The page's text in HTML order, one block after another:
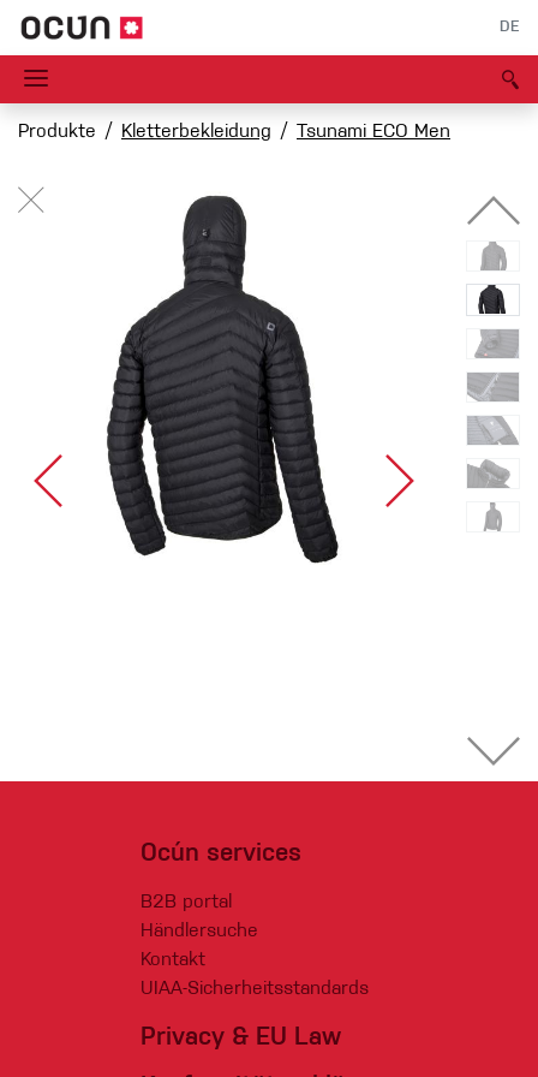
DE
Produkte Kletterbekleidung Tsunami ECO Men
Ocún services
B2B portal
Händlersuche
Kontakt
UIAA-Sicherheitsstandards
Privacy & EU Law